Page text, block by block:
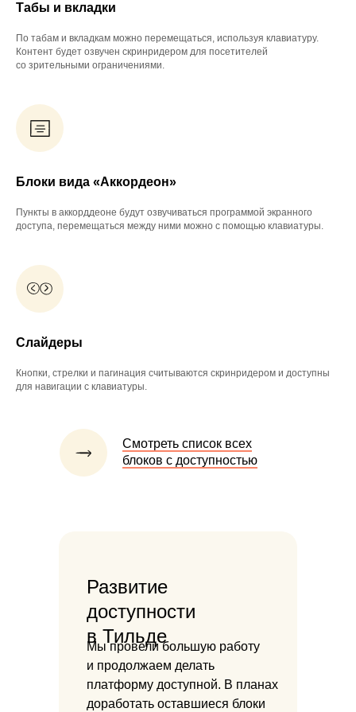
Табы и вкладки
По табам и вкладкам можно перемещаться, используя клавиатуру.
Контент будет озвучен скринридером для посетителей
со зрительными ограничениями.
Блоки вида «Аккордеон»
Пункты в аккорддеоне будут озвучиваться программой экранного
доступа, перемещаться между ними можно с помощью клавиатуры.
Слайдеры
Кнопки, стрелки и пагинация считываются скринридером и доступны
для навигации с клавиатуры.
Смотреть список всех
блоков с доступностью
Мы провели большую работу
и продолжаем делать
платформу доступной. В планах
доработать оставшиеся блоки
Развитие
доступности
в Тильде